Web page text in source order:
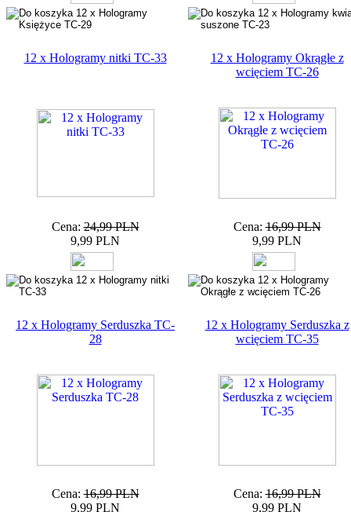
12 x Hologramy nitki TC-33
Cena: 24,99 PLN
9,99 PLN
12 x Hologramy Okrągłe z
wcięciem TC-26
Cena: 16,99 PLN
9,99 PLN
12 x Hologramy Serduszka TC-
28
Cena: 16,99 PLN
9,99 PLN
12 x Hologramy Serduszka z
wcięciem TC-35
Cena: 16,99 PLN
9,99 PLN